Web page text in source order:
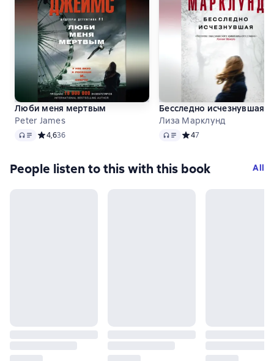
Люби меня мертвым
Peter James
Audio Средний рейтинг 4,6 на основе 36 оценок
4,636
Бесследно исчезнувшая
Лиза Марклунд
Audio Средний рейтинг 4 на
47
People listen to this with this book All